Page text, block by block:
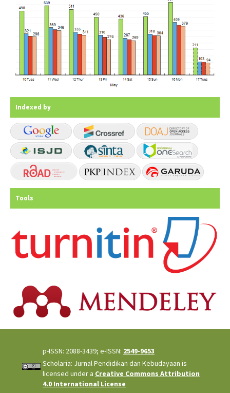
Indexed by
Tools
p-ISSN: 2088-3439; e-ISSN: 2549-9653
Scholaria: Jurnal Pendidikan dan Kebudayaan is
licensed under a Creative Commons Attribution
4.0 International License